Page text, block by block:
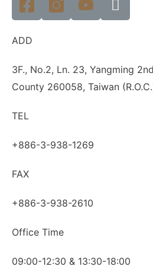
ADD
3F., No.2, Ln. 23, Yangming
County 260058, Taiwan
TEL
+886-3-938-1269
FAX
+886-3-938-2610
Office Time
09:00-12:30 & 13:30-18:00